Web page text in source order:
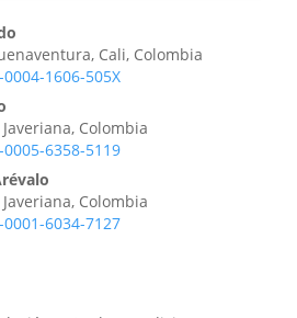
Cali, Colombia
1606-505X
Colombia
6358-5119
Colombia
6034-7127